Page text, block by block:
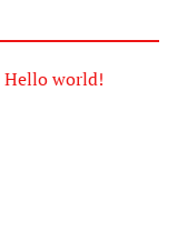
Hello world!